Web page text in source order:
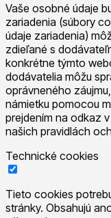
Vaše osobné údaje
zariadenia (súbory
údaje zariadenia)
zdieľané s
konkrétne týmto
dodávatelia môžu
oprávneného
námietku pomocou
prejdením na odkaz
našich pravidlách
Technické cookies
Tieto cookies
stránky. Obsahujú